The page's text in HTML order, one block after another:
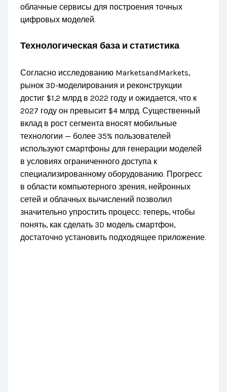
облачные сервисы для построения точных
цифровых моделей.
Технологическая база и статистика
Согласно исследованию MarketsandMarkets,
рынок 3D-моделирования и реконструкции
достиг $1,2 млрд в 2022 году и ожидается, что к
2027 году он превысит $4 млрд. Существенный
вклад в рост сегмента вносят мобильные
технологии — более 35% пользователей
используют смартфоны для генерации моделей
в условиях ограниченного доступа к
специализированному оборудованию. Прогресс
в области компьютерного зрения, нейронных
сетей и облачных вычислений позволил
значительно упростить процесс: теперь, чтобы
понять, как сделать 3D модель смартфон,
достаточно установить подходящее приложение.